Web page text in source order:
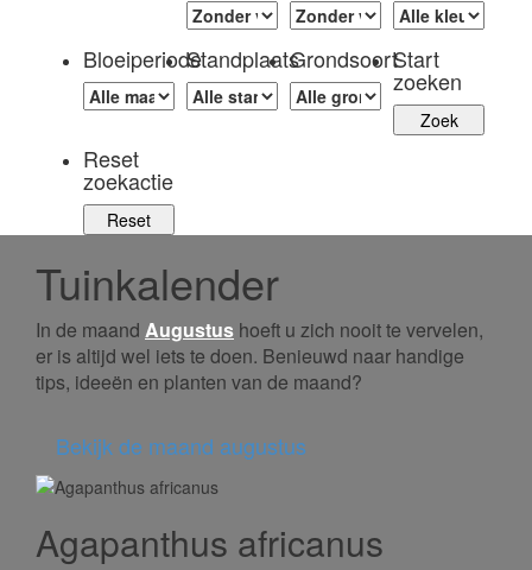
BloeiperiodeStandplaatsGrondsoortStart
zoeken
Reset
zoekactie
Tuinkalender
In de maand Augustus hoeft u zich nooit te vervelen,
er is altijd wel iets te doen. Benieuwd naar handige
tips, ideeën en planten van de maand?
Bekijk de maand augustus
Agapanthus africanus